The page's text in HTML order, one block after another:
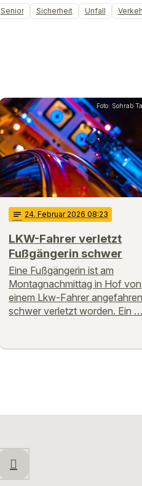
Senior Sicherheit Unfall
Foto: Sohrab
notes 24. Februar 2026 08:23
LKW-Fahrer verletzt
Fußgängerin schwer
Eine Fußgängerin ist am
Montagnachmittag in Hof von
einem Lkw-Fahrer
schwer verletzt worden. Ein …